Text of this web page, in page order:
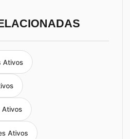
Ativos
Ativos
Ativos